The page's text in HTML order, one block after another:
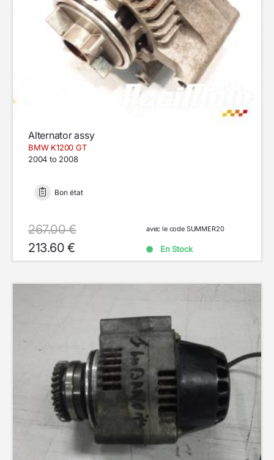
Alternator assy
BMW K1200 GT
2004 to 2008
Bon état
267.00 €
213.60 €
avec le code SUMMER20
En Stock